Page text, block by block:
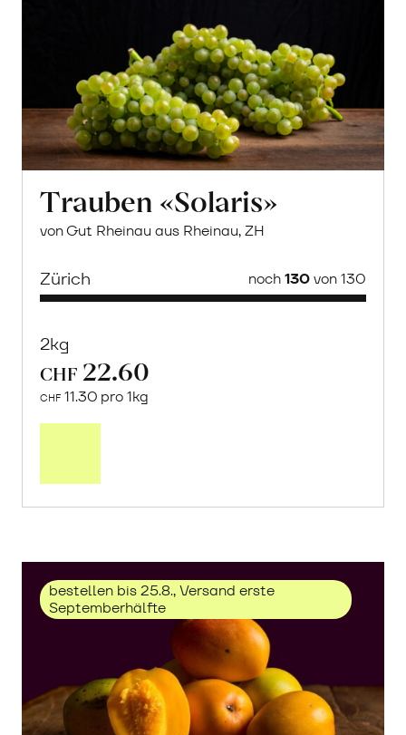
Trauben «Solaris»
von Gut Rheinau aus Rheinau, ZH
Zürich noch130von 130
2kg
CHF 22.60
CHF 11.30 pro 1kg
erfahren
bestellen bis 25.8., Versand erste
Septemberhälfte